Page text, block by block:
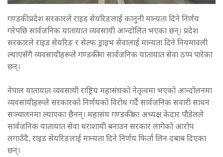
गण्डकी प्रदेश सरकारले राइड सेयरिङलाई कानुनी मान्यता दिने निर्णय
गरेपछि सार्वजनिक यातायात व्यवसायी आन्दोलित भएका छन्। प्रदेश
सरकारले राइड सेयरिङ र सेल्फ ड्राइभ सेवालाई मान्यता दिने नियमावली
ल्याएसँगै व्यवसायीहरूले गण्डकीमा सार्वजनिक यातायात सेवा ठप्प पारेका
छन्।
नेपाल यातायात व्यवसायी राष्ट्रिय महासंघको नेतृत्वमा भएको आन्दोलनमा
व्यवसायीहरूले सरकारको निर्णयको विरोध गर्दै सार्वजनिक सवारी साधन
सञ्चालनमा ल्याएका छैनन्। महासंघ गण्डकीका अध्यक्ष केदार पौडेलले
सार्वजनिक यातायात सेवा धराशायी बनाउन सरकार लागेको आरोप
लगाउँदै, राइड सेयरिङलाई मान्यता दिने निर्णय फिर्ता लिन दबाब दिएका
छन्।